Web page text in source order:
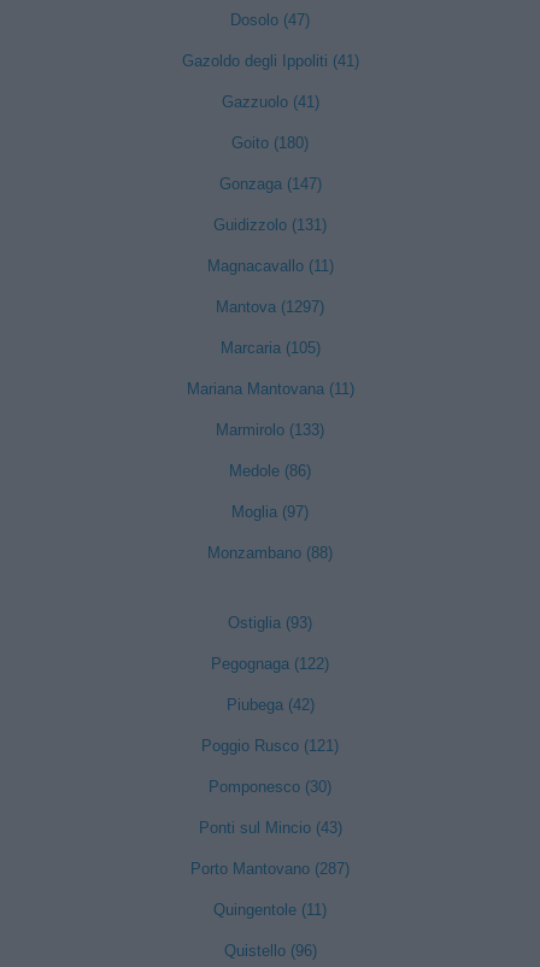
Dosolo (47)
Gazoldo degli Ippoliti (41)
Gazzuolo (41)
Goito (180)
Gonzaga (147)
Guidizzolo (131)
Magnacavallo (11)
Mantova (1297)
Marcaria (105)
Mariana Mantovana (11)
Marmirolo (133)
Medole (86)
Moglia (97)
Monzambano (88)
Ostiglia (93)
Pegognaga (122)
Piubega (42)
Poggio Rusco (121)
Pomponesco (30)
Ponti sul Mincio (43)
Porto Mantovano (287)
Quingentole (11)
Quistello (96)